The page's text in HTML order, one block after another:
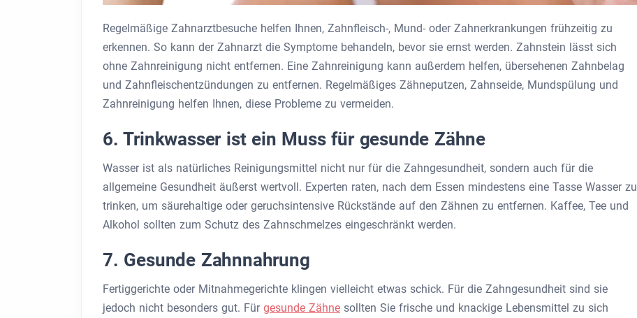
Regelmäßige Zahnarztbesuche helfen Ihnen, Zahnfleisch-, Mund- oder Zahnerkrankungen frühzeitig zu
erkennen. So kann der Zahnarzt die Symptome behandeln, bevor sie ernst werden. Zahnstein lässt sich
ohne Zahnreinigung nicht entfernen. Eine Zahnreinigung kann außerdem helfen, übersehenen Zahnbelag
und Zahnfleischentzündungen zu entfernen. Regelmäßiges Zähneputzen, Zahnseide, Mundspülung und
Zahnreinigung helfen Ihnen, diese Probleme zu vermeiden.
6. Trinkwasser ist ein Muss für gesunde Zähne
Wasser ist als natürliches Reinigungsmittel nicht nur für die Zahngesundheit, sondern auch für die
allgemeine Gesundheit äußerst wertvoll. Experten raten, nach dem Essen mindestens eine Tasse Wasser zu
trinken, um säurehaltige oder geruchsintensive Rückstände auf den Zähnen zu entfernen. Kaffee, Tee und
Alkohol sollten zum Schutz des Zahnschmelzes eingeschränkt werden.
7. Gesunde Zahnnahrung
Fertiggerichte oder Mitnahmegerichte klingen vielleicht etwas schick. Für die Zahngesundheit sind sie
jedoch nicht besonders gut. Für gesunde Zähne sollten Sie frische und knackige Lebensmittel zu sich